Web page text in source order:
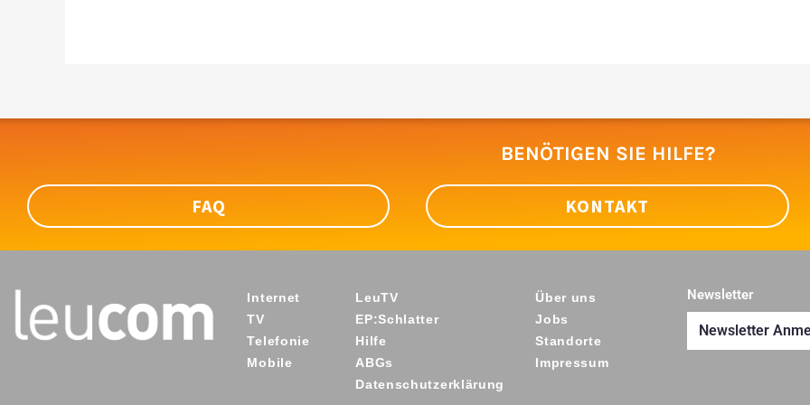
BENÖTIGEN SIE HILFE?
FAQ KONTAKT
Internet
TV
Telefonie
Mobile
LeuTV
EP:Schlatter
Hilfe
ABGs
Datenschutzerklärung
Über uns
Jobs
Standorte
Impressum
Newsletter
Newsletter